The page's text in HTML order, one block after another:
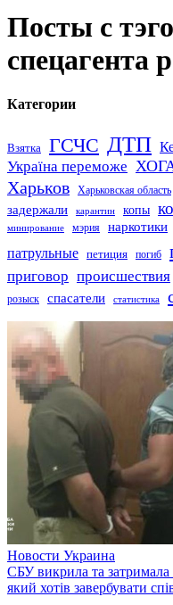
Посты с
спецагента
Категории
Взятка ГСЧС ДТП
Україна переможе
Харьков Харьковская область
задержали карантин копы
минирование мэрия наркотики
патрульные петиция погиб
приговор происшествия
розыск
спасатели статистика
Новости Украина
СБУ викрила та затримала
який хотів завербувати